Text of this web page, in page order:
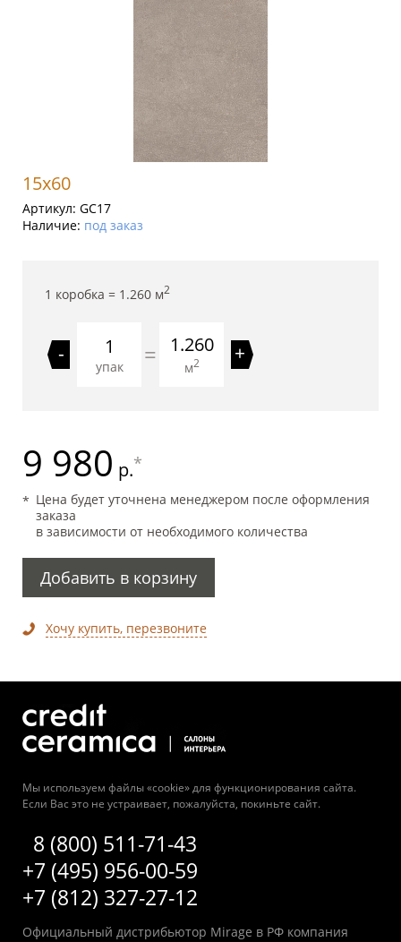
15x60
Артикул: GC17
Наличие: под заказ
1 коробка = 1.260 м2
-
упак = 1.260
м2 +
9 980 р.*
Цена будет уточнена менеджером после оформления
заказа
в зависимости от необходимого количества
Добавить в корзину
Хочу купить, перезвоните
Мы используем файлы «cookie» для функционирования сайта.
Если Вас это не устраивает, пожалуйста, покиньте сайт.
8 (800) 511-71-43
+7 (495) 956-00-59
+7 (812) 327-27-12
Официальный дистрибьютор Mirage в РФ компания